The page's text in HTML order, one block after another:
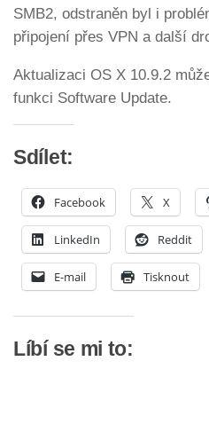
SMB2, odstraněn byl i
připojení přes VPN a další
Aktualizaci OS X 10.9.2
funkci Software Update.
Sdílet:
Facebook X
LinkedIn Reddit
E-mail Tisknout
Líbí se mi to: